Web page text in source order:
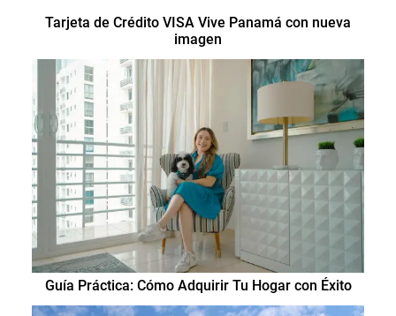
Tarjeta de Crédito VISA Vive Panamá con nueva
imagen
Guía Práctica: Cómo Adquirir Tu Hogar con Éxito